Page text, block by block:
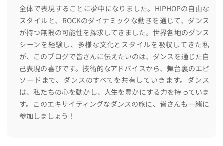
全体で表現することに夢中になりました。HIPHOPの自由な
スタイルと、ROCKのダイナミックな動きを通じて、ダンス
が持つ無限の可能性を探求してきました。世界各地のダンス
シーンを経験し、多様な文化とスタイルを吸収してきた私
が、このブログで皆さんに伝えたいのは、ダンスを通じた自
己表現の喜びです。技術的なアドバイスから、舞台裏のエピ
ソードまで、ダンスのすべてを共有していきます。ダンス
は、私たちの心を動かし、人生を豊かにする力を持っていま
す。このエキサイティングなダンスの旅に、皆さんも一緒に
参加しましょう！